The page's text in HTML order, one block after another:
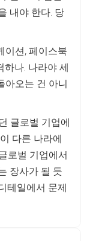
내야 한다. 당
이션, 페이스북
하나. 나라야 세
아오는 건 아니
글로벌 기업에
다른 나라에
로벌 기업에서
장사가 될 듯
테일에서 문제